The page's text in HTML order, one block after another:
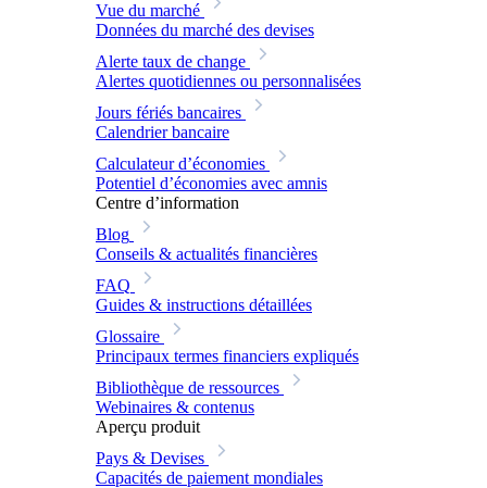
Vue du marché
Données du marché des devises
Alerte taux de change
Alertes quotidiennes ou personnalisées
Jours fériés bancaires
Calendrier bancaire
Calculateur d’économies
Potentiel d’économies avec amnis
Centre d’information
Blog
Conseils & actualités financières
FAQ
Guides & instructions détaillées
Glossaire
Principaux termes financiers expliqués
Bibliothèque de ressources
Webinaires & contenus
Aperçu produit
Pays & Devises
Capacités de paiement mondiales